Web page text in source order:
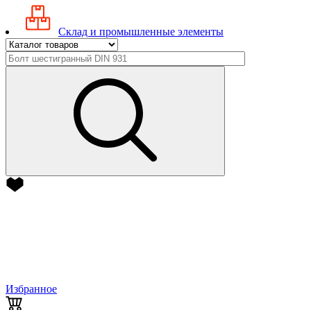
Склад и промышленные элементы
Избранное